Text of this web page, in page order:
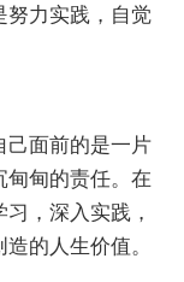
努力实践，自觉
己面前的是一片
甸甸的责任。在
，深入实践，
的人生价值。